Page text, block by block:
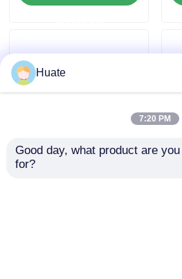
marchandises
Camion-citerne à
Huate
7:20 PM
Good day, what product are
for?